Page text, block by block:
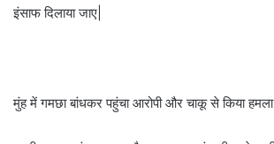
इंसाफ दिलाया जाए|
मुंह में गमछा बांधकर पहुंचा आरोपी और चाकू से किया हमला